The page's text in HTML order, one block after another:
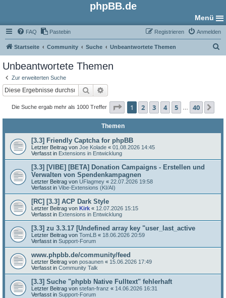
phpBB.de
Menü
FAQ Pastebin Anmelden
Registrieren
Startseite Community Suche Unbeantwortete Themen
Unbeantwortete Themen
Zur erweiterten Suche
Suche
Die Suche ergab mehr als 1000 Treffer Seite 1von 40
1 2 3 4 5 40
Themen
[3.3] Friendly Captcha for phpBB
Letzter Beitrag von Joe Kolade « 01.08.2026 14:45
Verfasst in Extensions in Entwicklung
[3.3] [VIBE] [BETA] Donation Campaigns - Erstellen und
Verwalten von Spendenkampagnen
Letzter Beitrag von UFlagmey « 22.07.2026 19:58
Verfasst in Vibe-Extensions (KI/AI)
[RC] [3.3] ACP Dark Style
Letzter Beitrag von Kirk « 12.07.2026 15:15
Verfasst in Extensions in Entwicklung
[3.3] zu 3.3.17 [Undefined array key "user_last_active
Letzter Beitrag von TomLB « 18.06.2026 20:59
Verfasst in Support-Forum
www.phpbb.de/community/feed
Letzter Beitrag von posaunen « 15.06.2026 17:49
Verfasst in Community Talk
[3.3] Suche "phpbb Native Fulltext" fehlerhaft
Letzter Beitrag von stefan-franz « 14.06.2026 16:31
Verfasst in Support-Forum